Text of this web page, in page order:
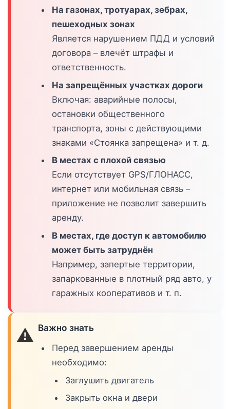
На газонах, тротуарах, зебрах,
пешеходных зонах
Является нарушением ПДД и условий
договора – влечёт штрафы и
ответственность.
На запрещённых участках дороги
Включая: аварийные полосы,
остановки общественного
транспорта, зоны с действующими
знаками «Стоянка запрещена» и т. д.
В местах с плохой связью
Если отсутствует GPS/ГЛОНАСС,
интернет или мобильная связь –
приложение не позволит завершить
аренду.
В местах, где доступ к автомобилю
может быть затруднён
Например, запертые территории,
запаркованные в плотный ряд авто, у
гаражных кооперативов и т. п.
⚠️ Важно знать
Перед завершением аренды
необходимо:
Заглушить двигатель
Закрыть окна и двери